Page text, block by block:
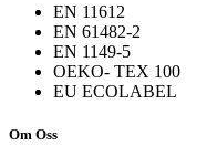
EN 11612
EN 61482-2
EN 1149-5
OEKO- TEX 100
EU ECOLABEL
Om Oss